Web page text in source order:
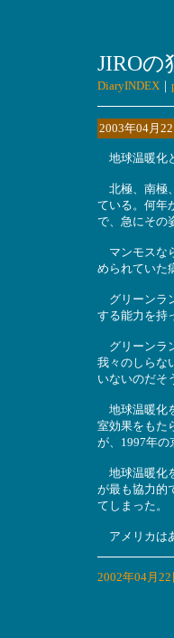
JIROの
DiaryINDEX｜
2003年04月
地球温暖化
北極、南極
ている。何年
で、急にその
マンモスな
められていた
グリーンラ
する能力を持
グリーンラ
我々のしらな
いないのだそ
地球温暖化
室効果をもた
が、1997年の
地球温暖化
が最も協力的
てしまった。
アメリカは
2002年04月